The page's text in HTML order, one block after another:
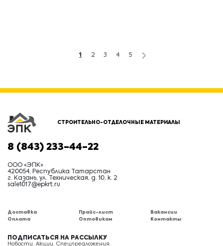
1 2 3 4 5
СТРОИТЕЛЬНО-ОТДЕЛОЧНЫЕ МАТЕРИАЛЫ
8 (843) 233-44-22
ООО «ЭПК»
420054, Республика Татарстан
г. Казань, ул. Техническая, д. 10, к. 2
sale1017@epkrt.ru
Доставка
Оплата
Прайс-лист
Оптовикам
Вакансии
Контакты
ПОДПИСАТЬСЯ НА РАССЫЛКУ
Новости. Акции. Спецпредложения.